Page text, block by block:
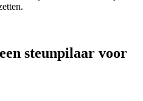
steunpilaar voor